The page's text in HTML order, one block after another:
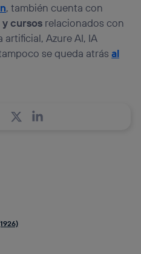
, también cuenta con
cursos relacionados con
Azure AI, IA
se queda atrásal